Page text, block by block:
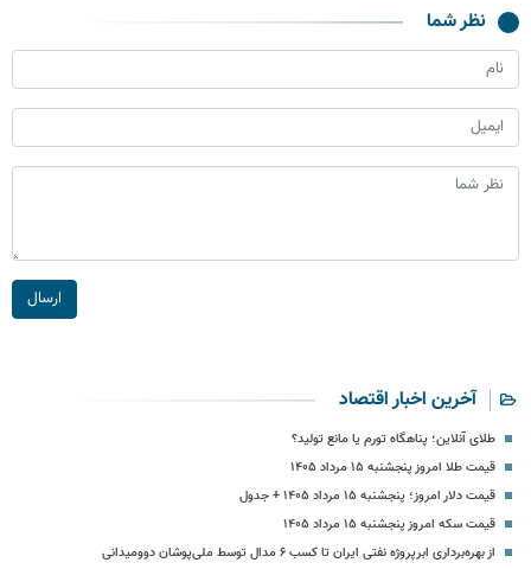
نظر شما
ارسال
آخرین اخبار اقتصاد
طلای آنلاین؛ پناهگاه تورم یا مانع تولید؟
قیمت طلا امروز پنجشنبه ۱۵ مرداد ۱۴۰۵
قیمت دلار امروز؛ پنجشنبه ۱۵ مرداد ۱۴۰۵ + جدول
قیمت سکه امروز پنجشنبه ۱۵ مرداد ۱۴۰۵
از بهره‌برداری ابرپروژه نفتی ایران تا کسب ۶ مدال توسط ملی‌پوشان دوومیدانی